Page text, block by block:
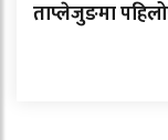
ताप्लेजुङमा